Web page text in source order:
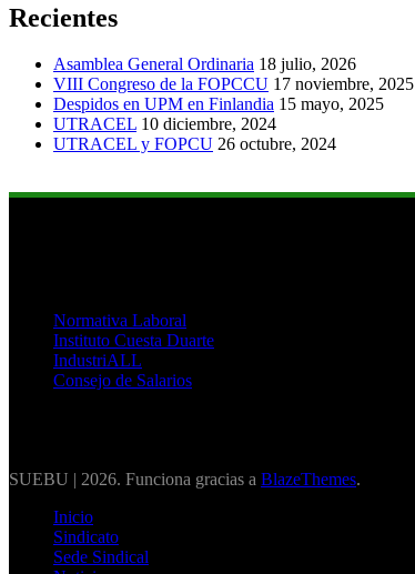
Recientes
Asamblea General Ordinaria 18 julio, 2026
VIII Congreso de la FOPCCU 17 noviembre, 2025
Despidos en UPM en Finlandia 15 mayo, 2025
UTRACEL 10 diciembre, 2024
UTRACEL y FOPCU 26 octubre, 2024
Normativa Laboral
Instituto Cuesta Duarte
IndustriALL
Consejo de Salarios
SUEBU | 2026. Funciona gracias a BlazeThemes.
Inicio
Sindicato
Sede Sindical